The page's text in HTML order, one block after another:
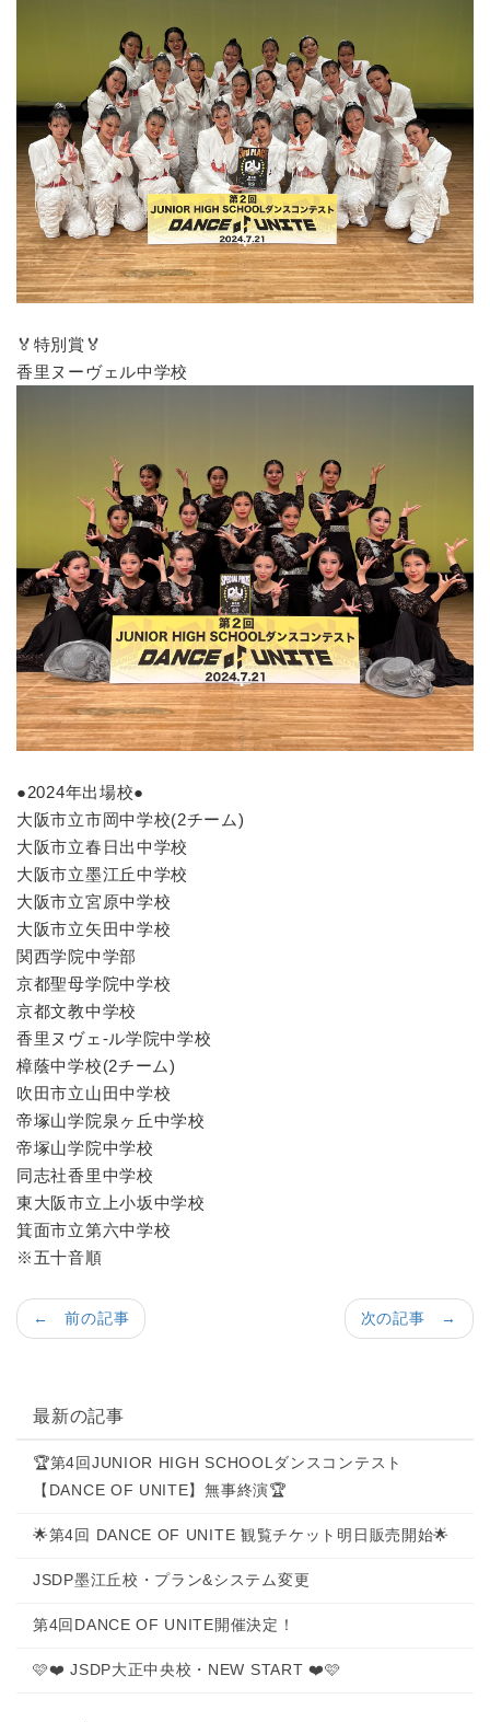
🏅特別賞🏅
香里ヌーヴェル中学校
●2024年出場校●
大阪市立市岡中学校(2チーム)
大阪市立春日出中学校
大阪市立墨江丘中学校
大阪市立宮原中学校
大阪市立矢田中学校
関西学院中学部
京都聖母学院中学校
京都文教中学校
香里ヌヴェ-ル学院中学校
樟蔭中学校(2チーム)
吹田市立山田中学校
帝塚山学院泉ヶ丘中学校
帝塚山学院中学校
同志社香里中学校
東大阪市立上小坂中学校
箕面市立第六中学校
※五十音順
次の記事 →
← 前の記事
最新の記事
🏆第4回JUNIOR HIGH SCHOOLダンスコンテスト
【DANCE OF UNITE】無事終演🏆
🌟第4回 DANCE OF UNITE 観覧チケット明日販売開始🌟
JSDP墨江丘校・プラン&システム変更
第4回DANCE OF UNITE開催決定！
🩷❤️ JSDP大正中央校・NEW START ❤️🩷